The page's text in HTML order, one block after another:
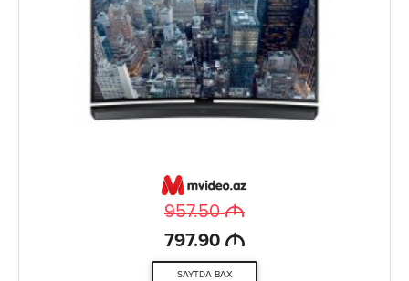
957.50M
797.90 M
SAYTDA BAX